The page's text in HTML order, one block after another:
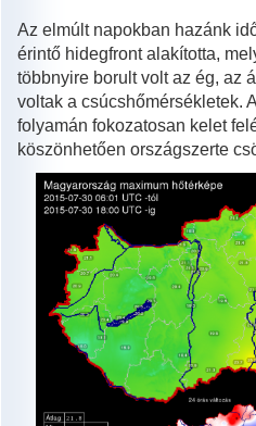
Az elmúlt napokban hazánk
érintő hidegfront alakította,
többnyire borult volt az ég, az
voltak a csúcshőmérsékletek.
folyamán fokozatosan kelet
köszönhetően országszerte